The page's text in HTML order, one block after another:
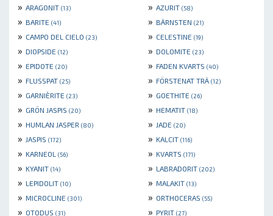
» ARAGONIT (13) » AZURIT (58)
» BARITE (41) » BÄRNSTEN (21)
» CAMPO DEL CIELO (23) » CELESTINE (19)
» DIOPSIDE (12) » DOLOMITE (23)
» EPIDOTE (20) » FADEN KVARTS (40)
» FLUSSPAT (25) » FÖRSTENAT TRÄ (12)
» GARNIÈRITE (23) » GOETHITE (26)
» GRÖN JASPIS (20) » HEMATIT (18)
» HUMLAN JASPER (80) » JADE (20)
» JASPIS (172) » KALCIT (116)
» KARNEOL (56) » KVARTS (171)
» KYANIT (14) » LABRADORIT (202)
» LEPIDOLIT (10) » MALAKIT (13)
» MICROCLINE (301) » ORTHOCERAS (55)
» OTODUS (31) » PYRIT (27)